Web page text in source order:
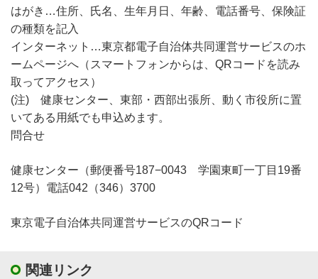
はがき…住所、氏名、生年月日、年齢、電話番号、保険証
の種類を記入
インターネット…東京都電子自治体共同運営サービスのホ
ームページへ（スマートフォンからは、QRコードを読み
取ってアクセス）
(注) 健康センター、東部・西部出張所、動く市役所に置
いてある用紙でも申込めます。
問合せ
健康センター（郵便番号187−0043 学園東町一丁目19番
12号）電話042（346）3700
東京電子自治体共同運営サービスのQRコード
関連リンク